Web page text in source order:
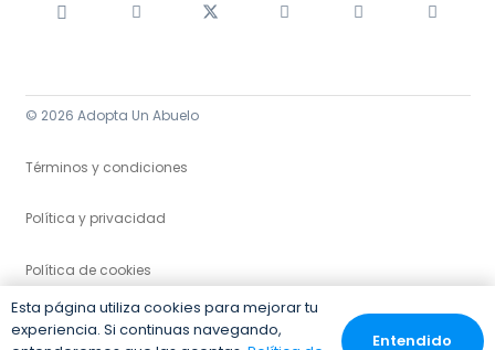
© 2026 Adopta Un Abuelo
Términos y condiciones
Política y privacidad
Política de cookies
Esta página utiliza cookies para mejorar tu
experiencia. Si continuas navegando,
Entendido